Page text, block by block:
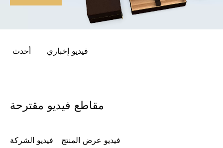
أحدث فيديو إخباري
مقاطع فيديو مقترحة
فيديو الشركة فيديو عرض المنتج